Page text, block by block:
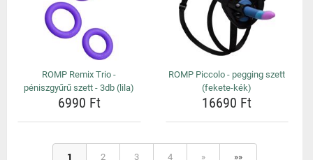
ROMP Remix Trio -
péniszgyűrű szett - 3db (lila)
6990 Ft
ROMP Piccolo - pegging szett
(fekete-kék)
16690 Ft
1 2 3 4 » »»